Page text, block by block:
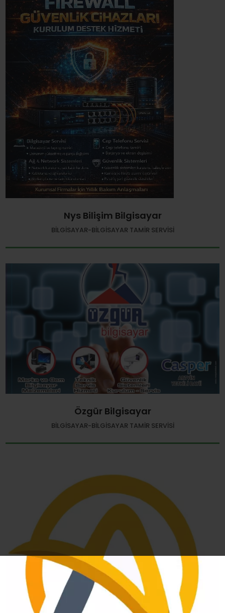
Nys Bilişim Bilgisayar
BILGISAYAR-BILGISAYAR TAMIR SERVISI
Özgür Bilgisayar
BILGISAYAR-BILGISAYAR TAMIR SERVISI